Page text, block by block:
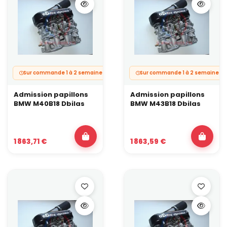
Sur commande 1 à 2 semaines.
Admission papillons
BMW M40B18 Dbilas
1 863,71 €
Sur commande 1 à 2 semaines.
Admission papillons
BMW M43B18 Dbilas
1 863,59 €